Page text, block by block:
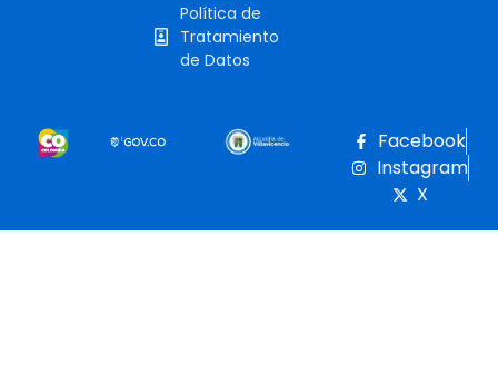
Política de
Tratamiento
de Datos
Facebook
Instagram
X